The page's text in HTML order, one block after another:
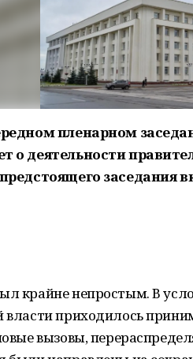
пленарном
о деятельности
заседания
крайне непростым. В
власти приходилось
вызовы,